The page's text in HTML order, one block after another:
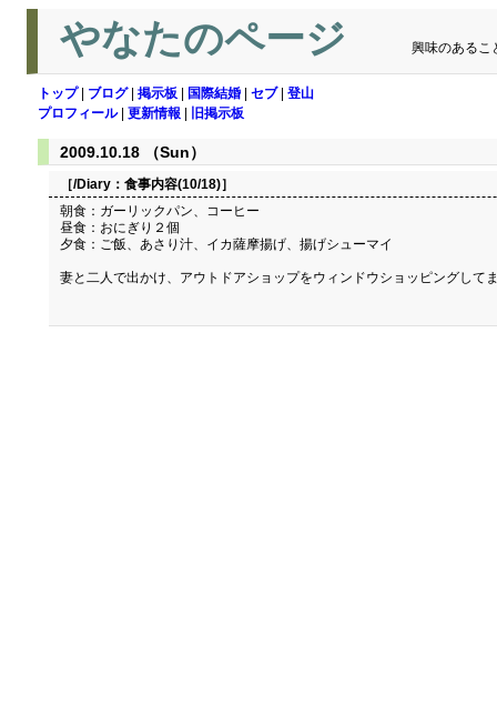
やなたのページ 興味のあるこ
トップ| ブログ| 掲示板 国際結婚 セブ| 登山
プロフィール| 更新情報 旧掲示板
2009.10.18 （Sun）
［/Diary： 食事内容(10/18)］
朝食：ガーリックパン、コーヒー
昼食：おにぎり２個
夕食：ご飯、あさり汁、イカ薩摩揚げ、揚げシューマイ
妻と二人で出かけ、アウトドアショップをウィンドウショッピングして